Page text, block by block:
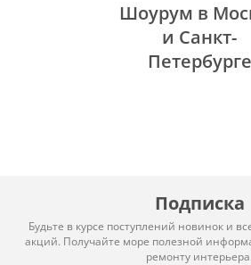
Шоурум в
и Санкт-
Петербурге
Подписка
Будьте в курсе поступлений новинок и
акций. Получайте море полезной
ремонту интерьера.